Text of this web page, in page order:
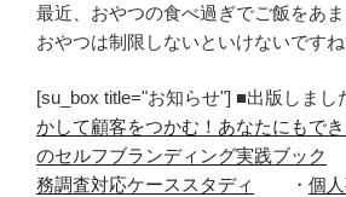
最近、おやつの食べ過ぎでご飯をあま
おやつは制限しないといけないですね
[su_box title="お知らせ"] ■出版しまし
かして顧客をつかむ！あなたにもで
のセルフブランディング実践ブック
務調査対応ケーススタディ
・ 個